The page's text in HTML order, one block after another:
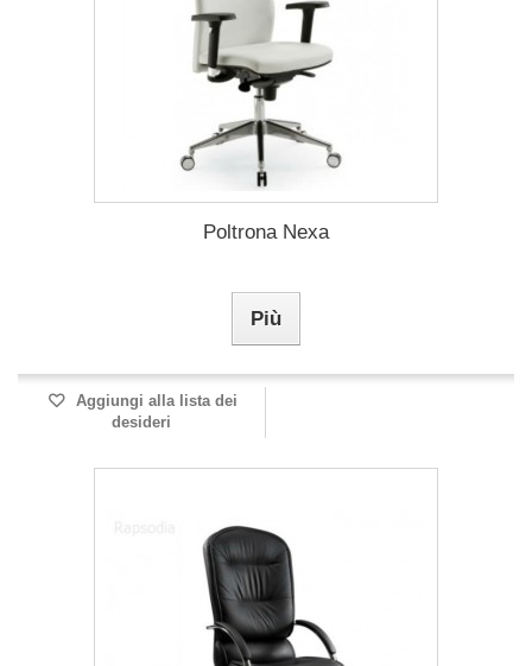
Poltrona Nexa
Più
Aggiungi alla lista dei
desideri